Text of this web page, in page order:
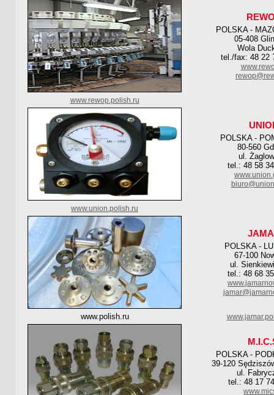
POLSKA -
05-408
Wola
tel./fax: 48 22
www.rewop.polish.ru
POLSKA -
80-560
ul.
tel.: 48 58
www.union.polish.ru
POLSKA -
67-100
ul.
tel.: 48 68
www.polish.ru
POLSKA -
39-120
ul.
tel.: 48 17